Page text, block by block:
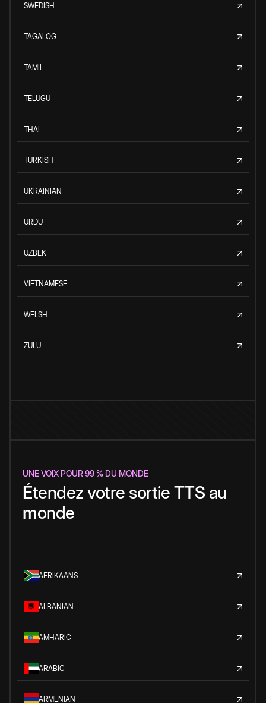
SWEDISH
TAGALOG
TAMIL
TELUGU
THAI
TURKISH
UKRAINIAN
URDU
UZBEK
VIETNAMESE
WELSH
ZULU
UNE VOIX POUR 99 % DU MONDE
Étendez votre sortie TTS au
monde
AFRIKAANS
ALBANIAN
AMHARIC
ARABIC
ARMENIAN